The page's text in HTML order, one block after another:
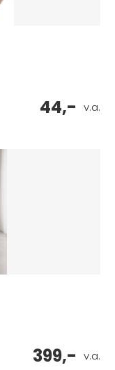
v.a.
44,-
v.a.
399,-